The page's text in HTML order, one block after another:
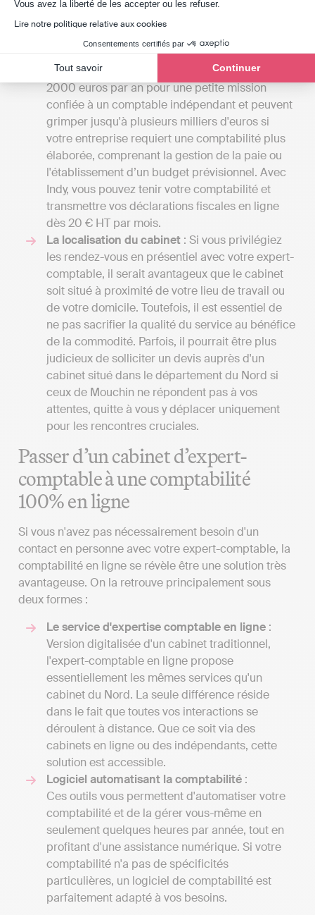
Vous avez la liberté de les accepter ou les refuser.
Lire notre politique relative aux cookies
Consentements certifiés par
Tout savoir Continuer
proposés. Cela vous permettra aussi d'avoir une
vision d'ensemble des différentes prestations
disponibles à Mouchin.
: Les frais des cabinets d'experts-
comptables peuvent commencer entre 1000 et
2000 euros par an pour une petite mission
confiée à un comptable indépendant et peuvent
grimper jusqu'à plusieurs milliers d'euros si
votre entreprise requiert une comptabilité plus
élaborée, comprenant la gestion de la paie ou
l'établissement d’un budget prévisionnel. Avec
Indy, vous pouvez tenir votre comptabilité et
transmettre vos déclarations fiscales en ligne
dès 20 € HT par mois.
La localisation du cabinet : Si vous privilégiez
les rendez-vous en présentiel avec votre expert-
comptable, il serait avantageux que le cabinet
soit situé à proximité de votre lieu de travail ou
de votre domicile. Toutefois, il est essentiel de
ne pas sacrifier la qualité du service au bénéfice
de la commodité. Parfois, il pourrait être plus
judicieux de solliciter un devis auprès d'un
cabinet situé dans le département du Nord si
ceux de Mouchin ne répondent pas à vos
attentes, quitte à vous y déplacer uniquement
pour les rencontres cruciales.
Passer d’un cabinet d’expert-
comptable à une comptabilité
100% en ligne
Si vous n'avez pas nécessairement besoin d'un
contact en personne avec votre expert-comptable, la
comptabilité en ligne se révèle être une solution très
avantageuse. On la retrouve principalement sous
deux formes :
Le service d'expertise comptable en ligne :
Version digitalisée d'un cabinet traditionnel,
l'expert-comptable en ligne propose
essentiellement les mêmes services qu'un
cabinet du Nord. La seule différence réside
dans le fait que toutes vos interactions se
déroulent à distance. Que ce soit via des
cabinets en ligne ou des indépendants, cette
solution est accessible.
Logiciel automatisant la comptabilité :
Ces outils vous permettent d'automatiser votre
comptabilité et de la gérer vous-même en
seulement quelques heures par année, tout en
profitant d'une assistance numérique. Si votre
comptabilité n'a pas de spécificités
particulières, un logiciel de comptabilité est
parfaitement adapté à vos besoins.